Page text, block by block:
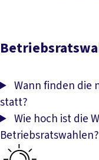
Wann finden die
statt?
Wie hoch ist die
Betriebsratswahlen?